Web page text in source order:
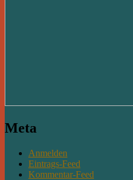
Meta
Anmelden
Eintrags-Feed
Kommentar-Feed